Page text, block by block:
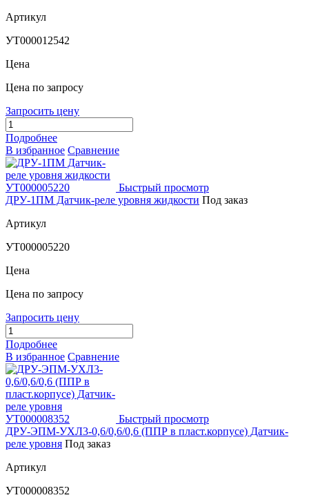
Артикул
УТ000012542
Цена
Цена по запросу
Запросить цену
Подробнее
В избранное Сравнение
Быстрый просмотр
ДРУ-1ПМ Датчик-реле уровня жидкости Под заказ
Артикул
УТ000005220
Цена
Цена по запросу
Запросить цену
Подробнее
В избранное Сравнение
Быстрый просмотр
ДРУ-ЭПМ-УХЛ3-0,6/0,6/0,6 (ППР в пласт.корпусе) Датчик-
реле уровня Под заказ
Артикул
УТ000008352